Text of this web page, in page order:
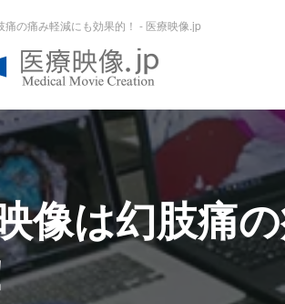
痛の痛み軽減にも効果的！ - 医療映像.jp
像は幻肢痛